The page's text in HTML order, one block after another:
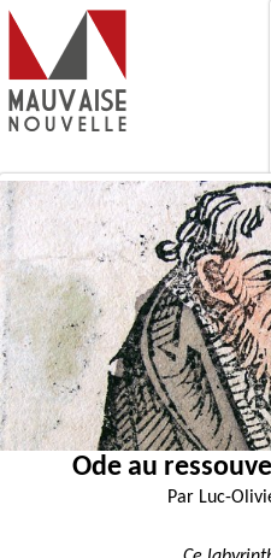
Ode au
Par Luc-